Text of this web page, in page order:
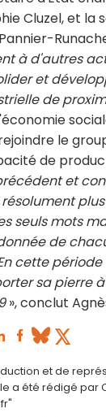
Cluzel, et la
à d'autres
et
de
le
de
et
seuls mots
de
cette
sa pierre
», conclut
et de
a été rédigé par